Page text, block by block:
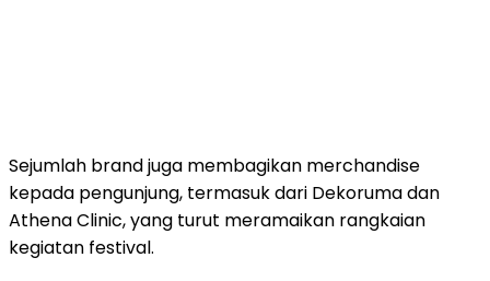
Sejumlah brandjuga membagikan merchandise
kepada pengunjung, termasukdari Dekorumadan
Athena Clinic,yang turut meramaikan rangkaian
kegiatan festival.